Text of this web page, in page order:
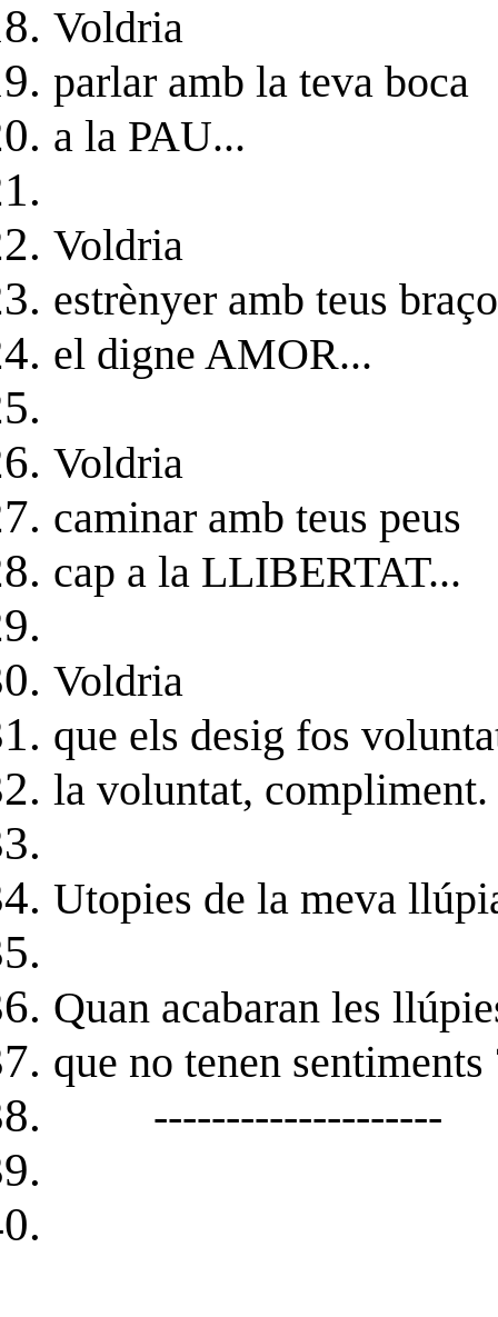
Voldria
parlar amb la teva boca
a la PAU...
Voldria
estrènyer amb teus
el digne AMOR...
Voldria
caminar amb teus peus
cap a la LLIBERTAT...
Voldria
que els desig fos
la voluntat, compliment.
Utopies de la meva
Quan acabaran les
que no tenen sentiments
--------------------